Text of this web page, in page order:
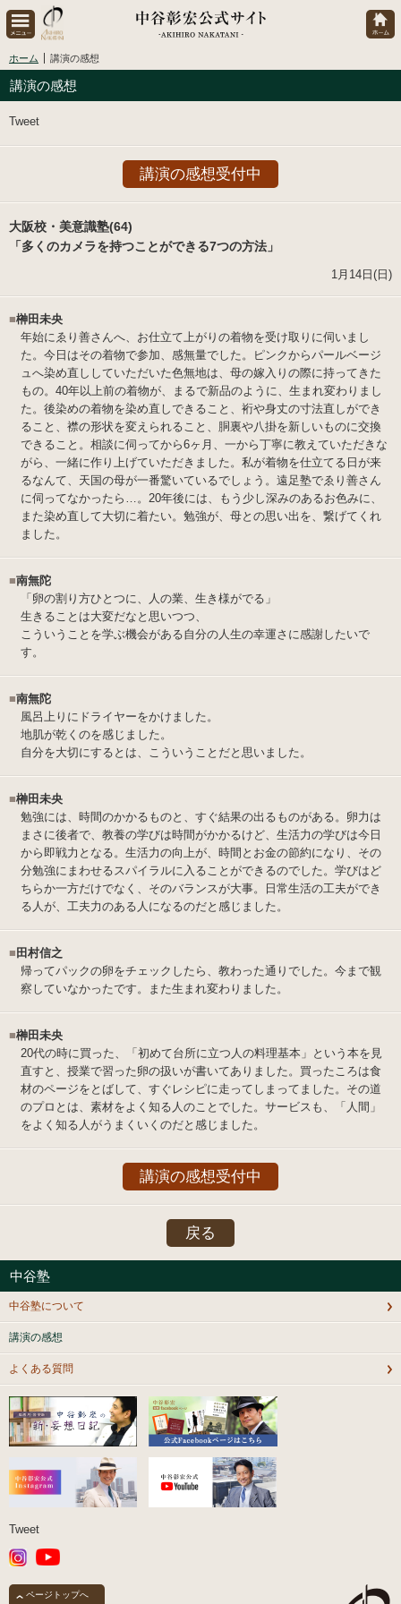
ホーム 講演の感想
講演の感想
Tweet
講演の感想受付中
大阪校・美意識塾(64)
「多くのカメラを持つことができる7つの方法」
1月14日(日)
■榊田未央
年始にゑり善さんへ、お仕立て上がりの着物を受け取りに伺いまし
た。今日はその着物で参加、感無量でした。ピンクからパールベージ
ュへ染め直ししていただいた色無地は、母の嫁入りの際に持ってきた
もの。40年以上前の着物が、まるで新品のように、生まれ変わりまし
た。後染めの着物を染め直しできること、裄や身丈の寸法直しができ
ること、襟の形状を変えられること、胴裏や八掛を新しいものに交換
できること。相談に伺ってから6ヶ月、一から丁寧に教えていただきな
がら、一緒に作り上げていただきました。私が着物を仕立てる日が来
るなんて、天国の母が一番驚いているでしょう。遠足塾でゑり善さん
に伺ってなかったら…。20年後には、もう少し深みのあるお色みに、
また染め直して大切に着たい。勉強が、母との思い出を、繋げてくれ
ました。
■南無陀
「卵の割り方ひとつに、人の業、生き様がでる」
生きることは大変だなと思いつつ、
こういうことを学ぶ機会がある自分の人生の幸運さに感謝したいで
す。
■南無陀
風呂上りにドライヤーをかけました。
地肌が乾くのを感じました。
自分を大切にするとは、こういうことだと思いました。
■榊田未央
勉強には、時間のかかるものと、すぐ結果の出るものがある。卵力は
まさに後者で、教養の学びは時間がかかるけど、生活力の学びは今日
から即戦力となる。生活力の向上が、時間とお金の節約になり、その
分勉強にまわせるスパイラルに入ることができるのでした。学びはど
ちらか一方だけでなく、そのバランスが大事。日常生活の工夫ができ
る人が、工夫力のある人になるのだと感じました。
■ 田村信之
帰ってパックの卵をチェックしたら、教わった通りでした。今まで観
察していなかったです。また生まれ変わりました。
■榊田未央
20代の時に買った、「初めて台所に立つ人の料理基本」という本を見
直すと、授業で習った卵の扱いが書いてありました。買ったころは食
材のページをとばして、すぐレシピに走ってしまってました。その道
のプロとは、素材をよく知る人のことでした。サービスも、「人間」
をよく知る人がうまくいくのだと感じました。
講演の感想受付中
戻る
中谷塾
中谷塾について
講演の感想
よくある質問
Tweet
ページトップへ